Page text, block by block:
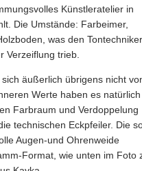
Künstleratelier in
Die Umstände: Farbeimer,
was den Tontechniker
Verzeiflung trieb.
äußerlich übrigens nicht
Werte haben es
Farbraum und Verdoppelung
technischen Eckpfeiler. Die
Augen-und Ohrenweide
Format, wie unten im Foto